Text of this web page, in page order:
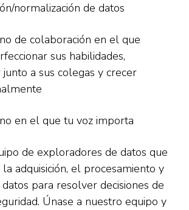
normalización de datos
de colaboración en el que
sus habilidades,
a sus colegas y crecer
en el que tu voz importa
de exploradores de datos que
adquisición, el procesamiento y
para resolver decisiones de
Únase a nuestro equipo y